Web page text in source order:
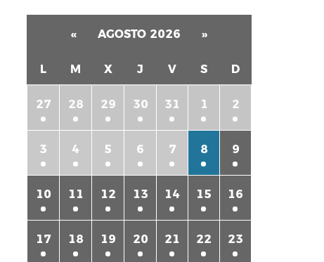
« AGOSTO 2026 »
L M X J V S D
27 28 29 30 31 1 2
3 4 5 6 7 8 9
10 11 12 13 14 15 16
17 18 19 20 21 22 23